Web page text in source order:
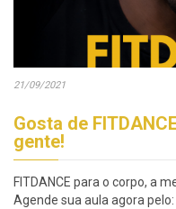
21/09/2021
Gosta de
gente!
FITDANCE para o corpo, a
Agende sua aula agora